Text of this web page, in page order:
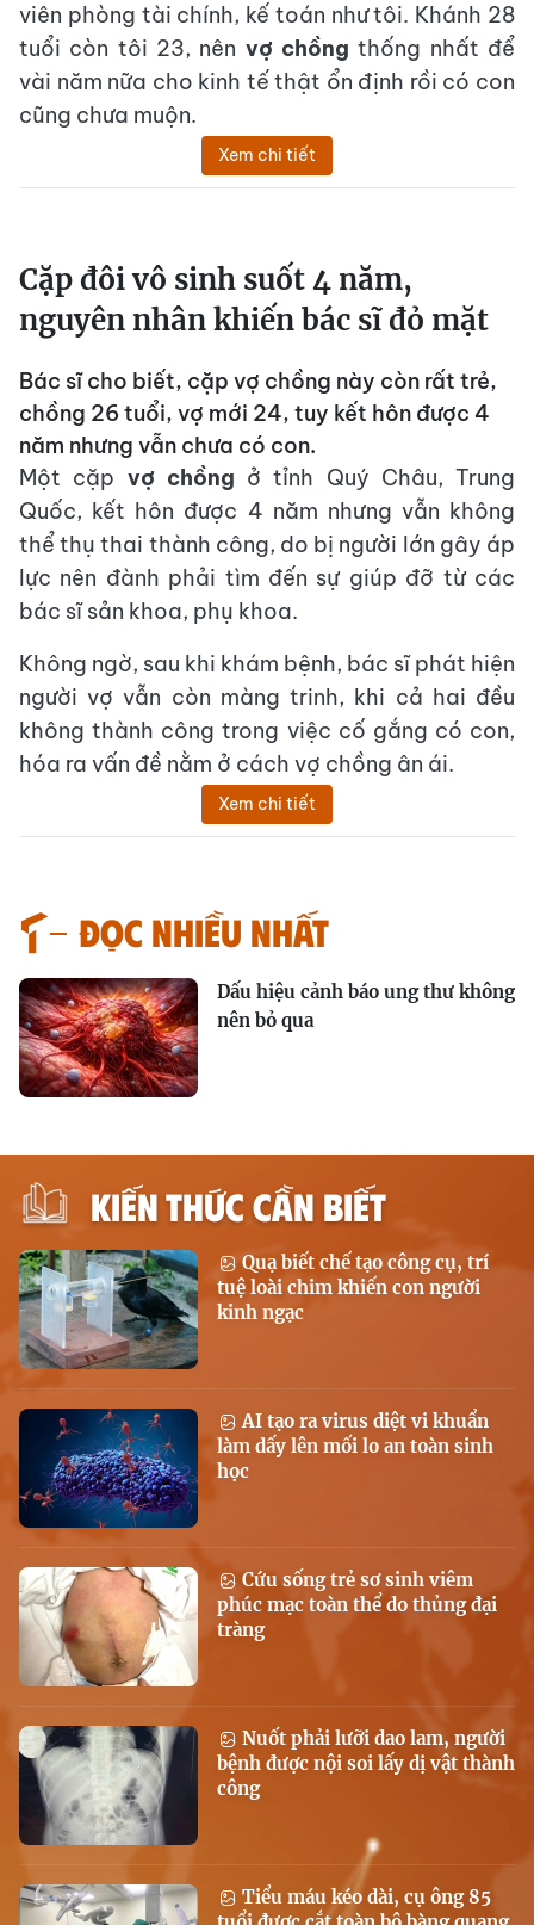
viên phòng tài chính, kế toán như tôi. Khánh 28
tuổi còn tôi 23, nên vợ chồng thống nhất để
vài năm nữa cho kinh tế thật ổn định rồi có con
cũng chưa muộn.
Xem chi tiết
Cặp đôi vô sinh suốt 4 năm,
nguyên nhân khiến bác sĩ đỏ mặt
Bác sĩ cho biết, cặp vợ chồng này còn rất trẻ,
chồng 26 tuổi, vợ mới 24, tuy kết hôn được 4
năm nhưng vẫn chưa có con.
Một cặp vợ chồng ở tỉnh Quý Châu, Trung
Quốc, kết hôn được 4 năm nhưng vẫn không
thể thụ thai thành công, do bị người lớn gây áp
lực nên đành phải tìm đến sự giúp đỡ từ các
bác sĩ sản khoa, phụ khoa.
Không ngờ, sau khi khám bệnh, bác sĩ phát hiện
người vợ vẫn còn màng trinh, khi cả hai đều
không thành công trong việc cố gắng có con,
hóa ra vấn đề nằm ở cách vợ chồng ân ái.
Xem chi tiết
Đọc nhiều nhất
Dấu hiệu cảnh báo ung thư không
nên bỏ qua
KIẾN THỨC CẦN BIẾT
Quạ biết chế tạo công cụ, trí
tuệ loài chim khiến con người
kinh ngạc
AI tạo ra virus diệt vi khuẩn
làm dấy lên mối lo an toàn sinh
học
Cứu sống trẻ sơ sinh viêm
phúc mạc toàn thể do thủng đại
tràng
Nuốt phải lưỡi dao lam, người
bệnh được nội soi lấy dị vật thành
công
Tiểu máu kéo dài, cụ ông 85